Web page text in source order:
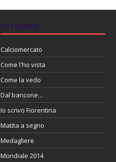
CATEGORIE
Calciomercato
Come l'ho vista
Come la vedo
Dal bancone…
Io scrivo Fiorentina
Matita a segno
Medagliere
Mondiale 2014